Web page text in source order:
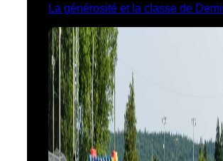
La générosité et la classe de